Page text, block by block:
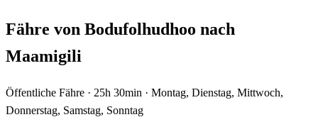
Fähre von Bodufolhudhoo nach
Maamigili
Öffentliche Fähre · 25h 30min · Montag, Dienstag, Mittwoch,
Donnerstag, Samstag, Sonntag